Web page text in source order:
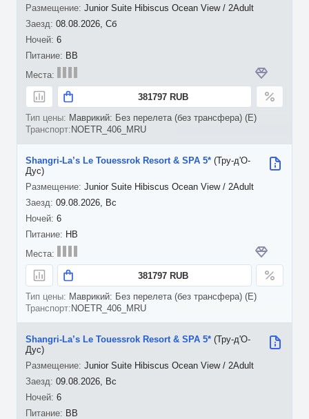
08.08.2026, Сб
6
Junior Suite Hibiscus Ocean View / 2Adult
BB
381797 RUB
Маврикий: Без перелета (без трансфера) (E)
NOETR_406_MRU
09.08.2026, Вс
6
Shangri-La’s Le Touessrok Resort & SPA 5* (Тру-д'О-
Дус)
Junior Suite Hibiscus Ocean View / 2Adult
HB
381797 RUB
Маврикий: Без перелета (без трансфера) (E)
NOETR_406_MRU
09.08.2026, Вс
6
Shangri-La’s Le Touessrok Resort & SPA 5* (Тру-д'О-
Дус)
Junior Suite Hibiscus Ocean View / 2Adult
BB